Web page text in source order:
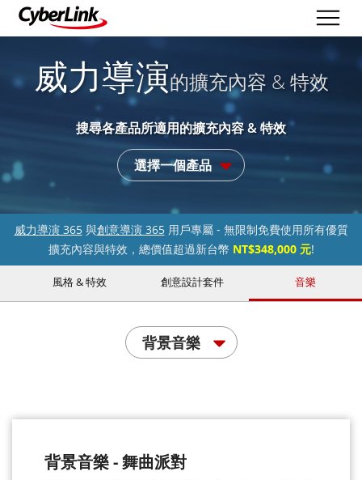
威力導演的擴充內容 & 特效
搜尋各產品所適用的擴充內容 & 特效
選擇一個產品
威力導演 365與創意導演 365用戶專屬 - 無限制免費使用所有優質
擴充內容與特效，總價值超過新台幣 NT$348,000 元!
風格 & 特效 創意設計套件 音樂
背景音樂
背景音樂 - 舞曲派對